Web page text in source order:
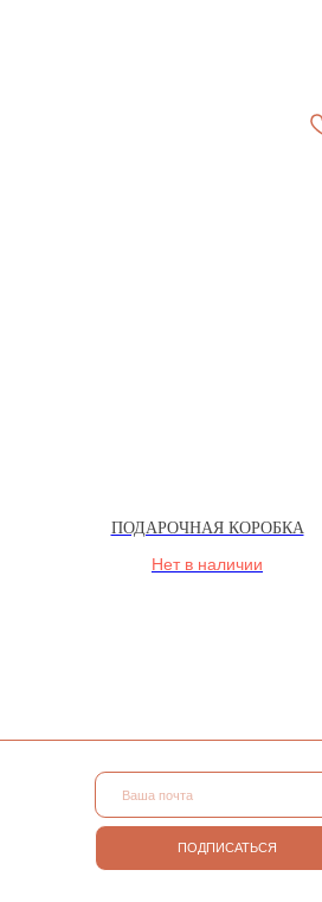
ПОДАРОЧНАЯ КОРОБКА
Нет в наличии